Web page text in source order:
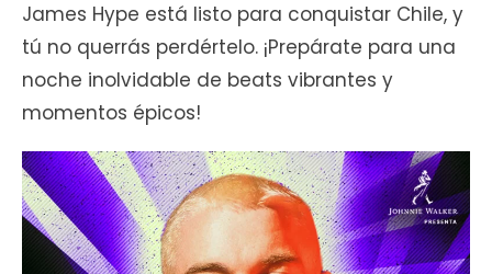
James Hype está listo para conquistar Chile, y
tú no querrás perdértelo. ¡Prepárate para una
noche inolvidable de beats vibrantes y
momentos épicos!